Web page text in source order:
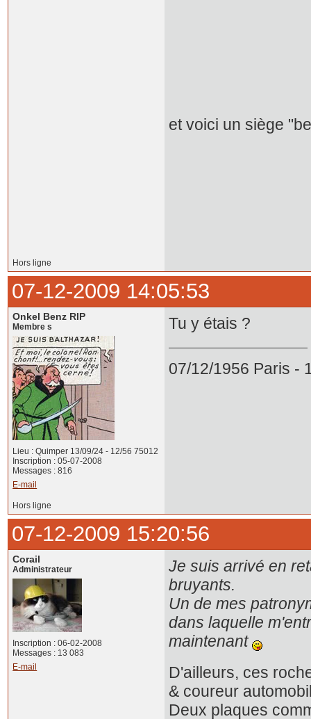
et voici un siège
Hors ligne
07-12-2009 14:05:53
Onkel Benz RIP
Membre s
Lieu : Quimper 13/09/24 - 12/56 75012
Inscription : 05-07-2008
Messages : 816
E-mail
Tu y étais ?
07/12/1956 Paris -
Hors ligne
07-12-2009 15:20:56
Corail
Administrateur
Inscription : 06-02-2008
Messages : 13 083
E-mail
Je suis arrivé en
bruyants.
Un de mes
dans laquelle
maintenant
D'ailleurs, ces
& coureur
Deux plaques